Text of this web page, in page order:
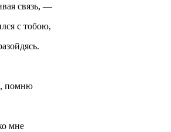
связь, —
с тобою,
помню
мне